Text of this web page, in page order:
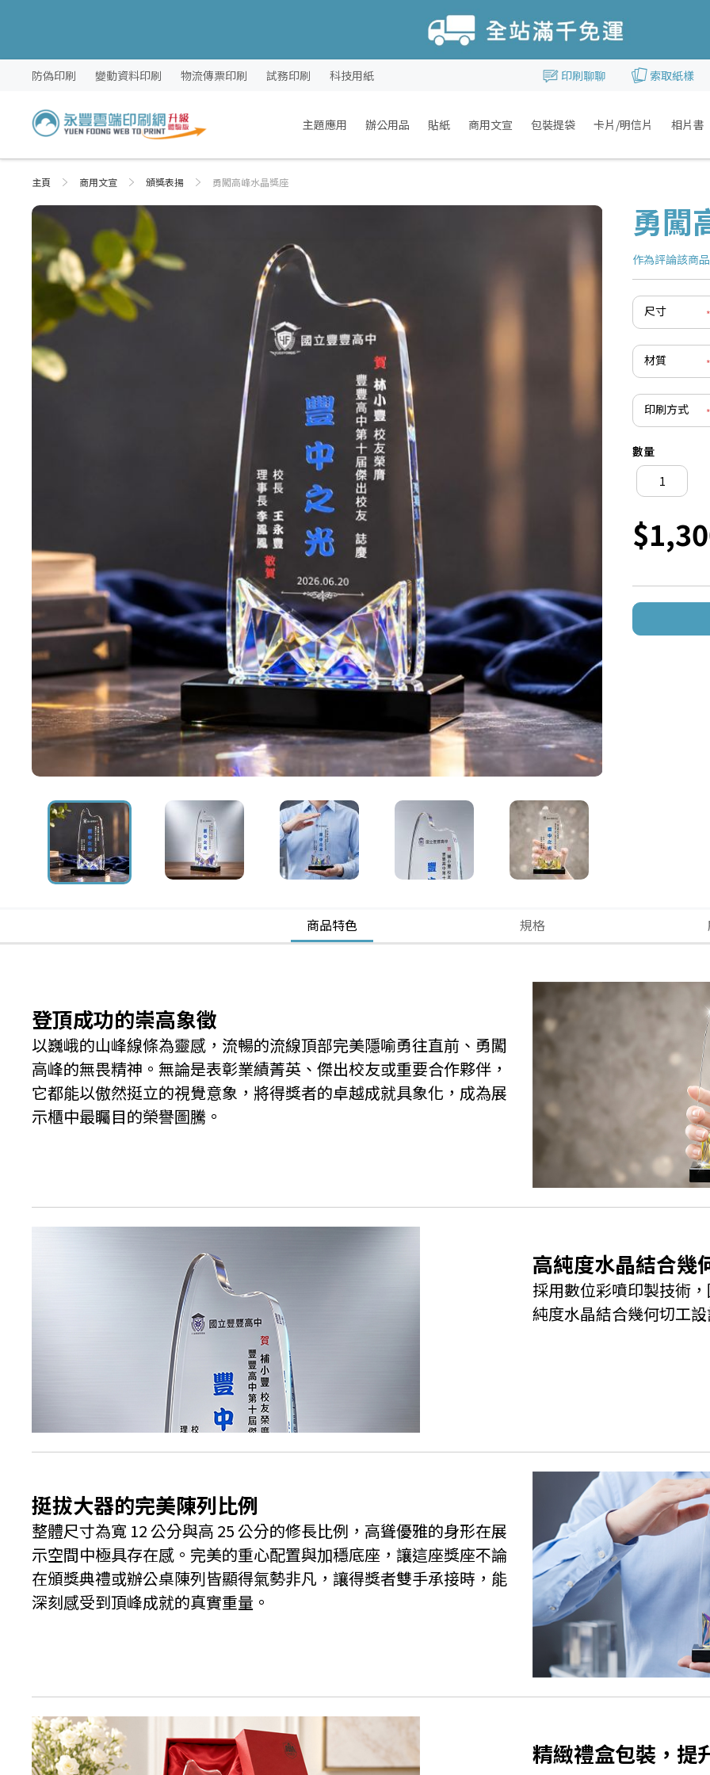
跳
內
容
印刷聊聊 索取紙樣
防偽印刷 變動資料印刷 物流傳票印刷 試務印刷 科技用紙
主題應用 辦公用品 貼紙 商用文宣 包裝提袋 卡片/明信片 相片書
主頁 商用文宣 頒獎表揚 勇闖高峰水晶獎座
勇闖
作為評論該商
尺寸
材質
印刷方式
數量
Skip
the
end
of
the
images
gallery
Skip
the
beginning
of
the
images
gallery
商品特色
登頂成功的崇高象徵
以巍峨的山峰線條為靈感，流暢的流線頂部完美隱喻勇往直前、勇闖
高峰的無畏精神。無論是表彰業績菁英、傑出校友或重要合作夥伴，
它都能以傲然挺立的視覺意象，將得獎者的卓越成就具象化，成為展
示櫃中最矚目的榮譽圖騰。
高純度水晶結合幾
採用數位彩噴印製技術
純度水晶結合幾何切工
挺拔大器的完美陳列比例
整體尺寸為寬 12 公分與高 25 公分的修長比例，高聳優雅的身形在展
示空間中極具存在感。完美的重心配置與加穩底座，讓這座獎座不論
在頒獎典禮或辦公桌陳列皆顯得氣勢非凡，讓得獎者雙手承接時，能
深刻感受到頂峰成就的真實重量。
精緻禮盒包裝，提
規格